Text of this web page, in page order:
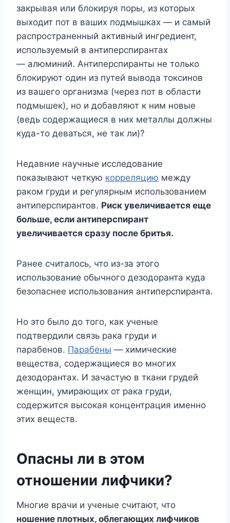
закрывая или блокируя поры, из которых
выходит пот в ваших подмышках — и самый
распространенный активный ингредиент,
используемый в антиперспирантах
— алюминий. Антиперспиранты не только
блокируют один из путей вывода токсинов
из вашего организма (через пот в области
подмышек), но и добавляют к ним новые
(ведь содержащиеся в них металлы должны
куда-то деваться, не так ли)?
Недавние научные исследование
показывают четкую корреляцию между
раком груди и регулярным использованием
антиперспирантов. Риск увеличивается еще
больше, если антиперспирант
увеличивается сразу после бритья.
Ранее считалось, что из-за этого
использование обычного дезодоранта куда
безопаснее использования антиперспиранта.
Но это было до того, как ученые
подтвердили связь рака груди и
парабенов. Парабены — химические
вещества, содержащиеся во многих
дезодорантах. И зачастую в ткани грудей
женщин, умирающих от рака груди,
содержится высокая концентрация именно
этих веществ.
Опасны ли в этом
отношении лифчики?
Многие врачи и ученые считают, что
ношение плотных, облегающих лифчиков